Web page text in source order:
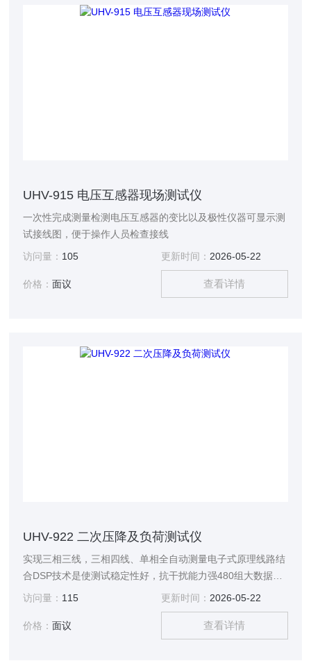
UHV-915 电压互感器现场测试仪
一次性完成测量检测电压互感器的变比以及极性仪器可显示测
试接线图，便于操作人员检查接线
访问量： 105 更新时间： 2026-05-22
价格：面议 查看详情
UHV-922 二次压降及负荷测试仪
实现三相三线，三相四线、单相全自动测量电子式原理线路结
合DSP技术是使测试稳定性好，抗干扰能力强480组大数据存
储、RS232通讯接口功能
访问量： 115 更新时间： 2026-05-22
价格：面议 查看详情